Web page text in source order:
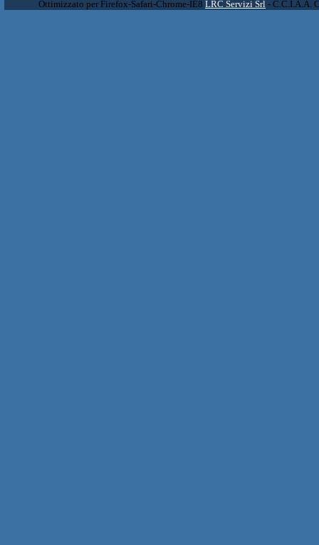
Ottimizzato per Firefox-Safari-Chrome-IE8 LRC Servizi Srl - C.C.I.A.A.